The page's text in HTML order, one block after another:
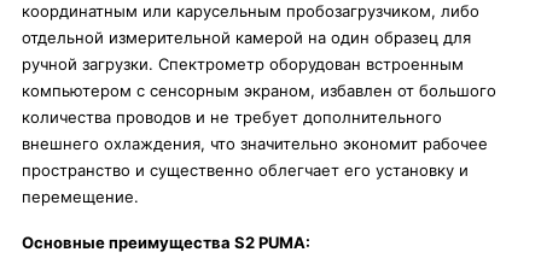
координатным или карусельным пробозагрузчиком, либо
отдельной измерительной камерой на один образец для
ручной загрузки. Спектрометр оборудован встроенным
компьютером с сенсорным экраном, избавлен от большого
количества проводов и не требует дополнительного
внешнего охлаждения, что значительно экономит рабочее
пространство и существенно облегчает его установку и
перемещение.
Основные преимущества S2 PUMA: